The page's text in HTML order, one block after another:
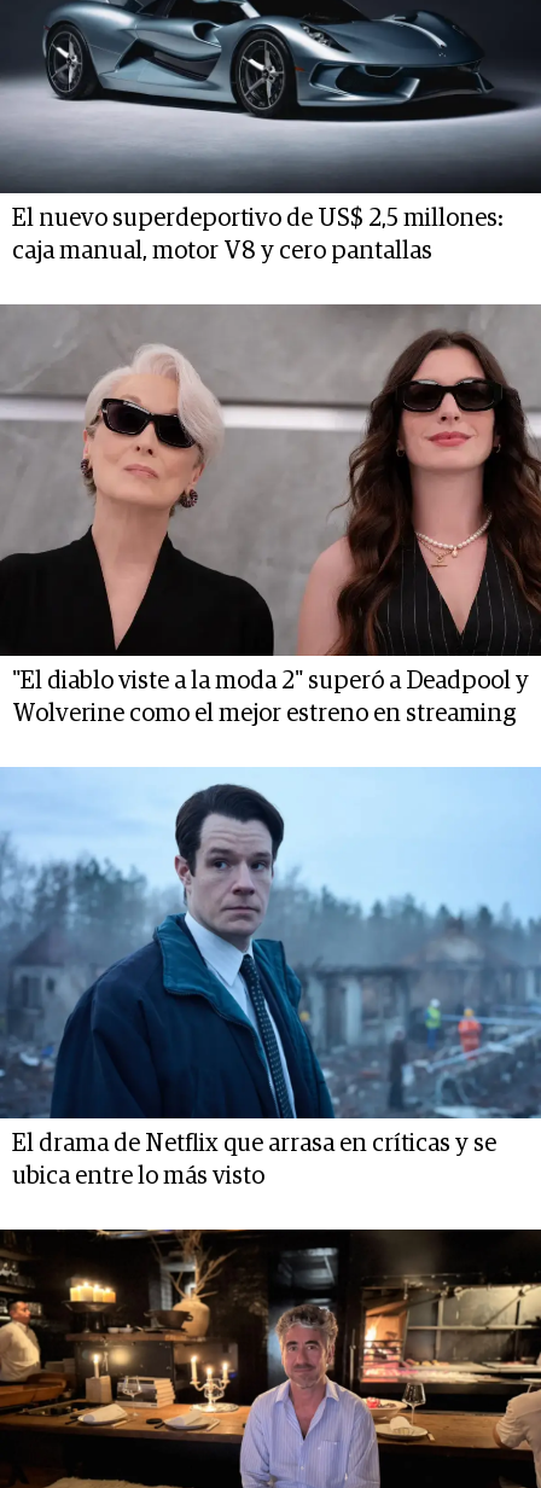
El nuevo superdeportivo de US$ 2,5 millones:
caja manual, motor V8 y cero pantallas
"El diablo viste a la moda 2" superó a Deadpool y
Wolverine como el mejor estreno en streaming
El drama de Netflix que arrasa en críticas y se
ubica entre lo más visto